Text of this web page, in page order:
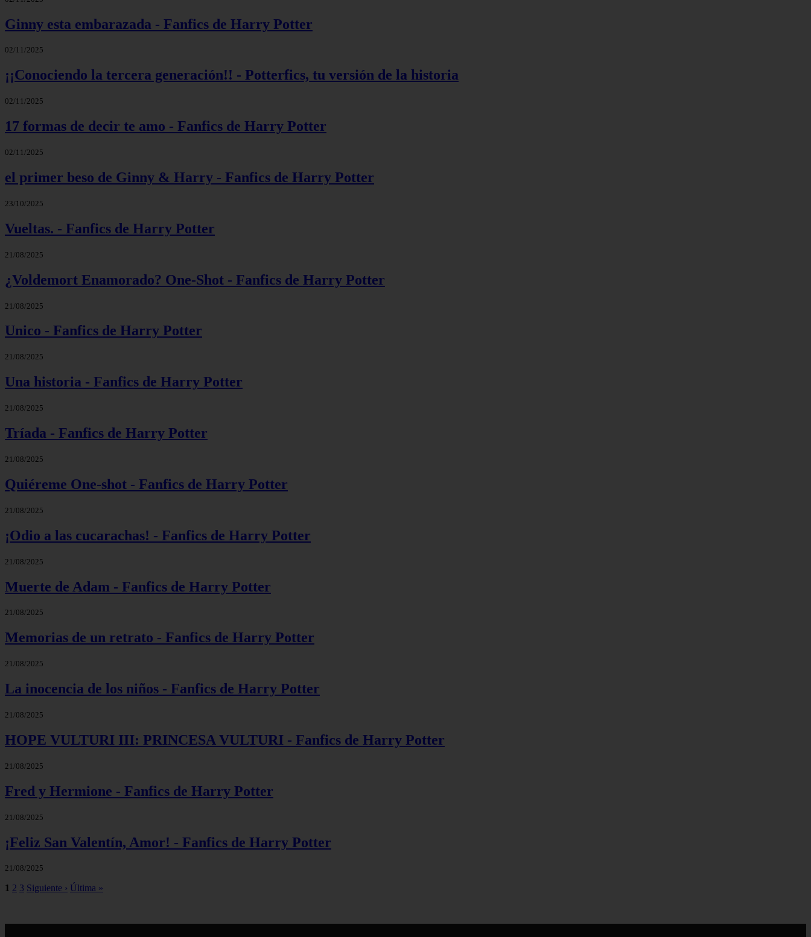
Ginny esta embarazada - Fanfics de Harry Potter
02/11/2025
¡¡Conociendo la tercera generación!! - Potterfics, tu versión de la historia
02/11/2025
17 formas de decir te amo - Fanfics de Harry Potter
02/11/2025
el primer beso de Ginny & Harry - Fanfics de Harry Potter
23/10/2025
Vueltas. - Fanfics de Harry Potter
21/08/2025
¿Voldemort Enamorado? One-Shot - Fanfics de Harry Potter
21/08/2025
Unico - Fanfics de Harry Potter
21/08/2025
Una historia - Fanfics de Harry Potter
21/08/2025
Tríada - Fanfics de Harry Potter
21/08/2025
Quiéreme One-shot - Fanfics de Harry Potter
21/08/2025
¡Odio a las cucarachas! - Fanfics de Harry Potter
21/08/2025
Muerte de Adam - Fanfics de Harry Potter
21/08/2025
Memorias de un retrato - Fanfics de Harry Potter
21/08/2025
La inocencia de los niños - Fanfics de Harry Potter
21/08/2025
HOPE VULTURI III: PRINCESA VULTURI - Fanfics de Harry Potter
21/08/2025
Fred y Hermione - Fanfics de Harry Potter
21/08/2025
¡Feliz San Valentín, Amor! - Fanfics de Harry Potter
21/08/2025
1 2 3 Siguiente › Última »